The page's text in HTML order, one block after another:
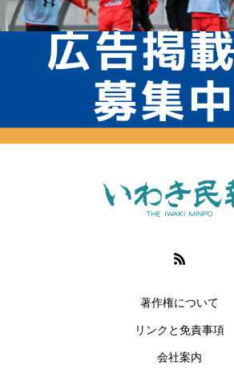
著作権について
リンクと免責事項
会社案内